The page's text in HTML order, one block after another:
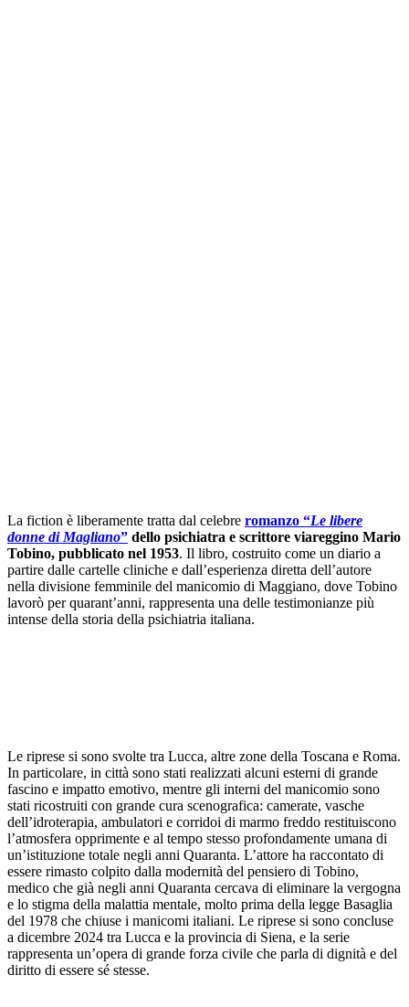
La fiction è liberamente tratta dal celebre romanzo “Le libere
donne di Magliano” dello psichiatra e scrittore viareggino Mario
Tobino, pubblicato nel 1953. Il libro, costruito come un diario a
partire dalle cartelle cliniche e dall’esperienza diretta dell’autore
nella divisione femminile del manicomio di Maggiano, dove Tobino
lavorò per quarant’anni, rappresenta una delle testimonianze più
intense della storia della psichiatria italiana.
Le riprese si sono svolte tra Lucca, altre zone della Toscana e Roma.
In particolare, in città sono stati realizzati alcuni esterni di grande
fascino e impatto emotivo, mentre gli interni del manicomio sono
stati ricostruiti con grande cura scenografica: camerate, vasche
dell’idroterapia, ambulatori e corridoi di marmo freddo restituiscono
l’atmosfera opprimente e al tempo stesso profondamente umana di
un’istituzione totale negli anni Quaranta. L’attore ha raccontato di
essere rimasto colpito dalla modernità del pensiero di Tobino,
medico che già negli anni Quaranta cercava di eliminare la vergogna
e lo stigma della malattia mentale, molto prima della legge Basaglia
del 1978 che chiuse i manicomi italiani. Le riprese si sono concluse
a dicembre 2024 tra Lucca e la provincia di Siena, e la serie
rappresenta un’opera di grande forza civile che parla di dignità e del
diritto di essere sé stesse.